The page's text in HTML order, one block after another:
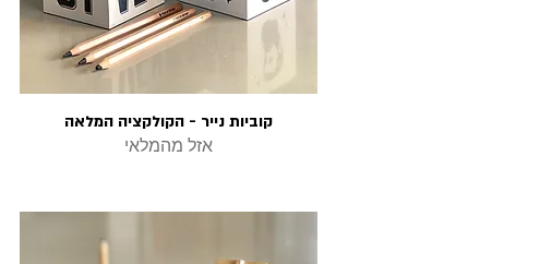
תצוגה מהירה
קוביות נייר - הקולקציה המלאה
אזל מהמלאי